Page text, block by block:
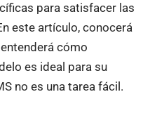
para satisfacer las
este artículo, conocerá
cómo
es ideal para su
no es una tarea fácil.